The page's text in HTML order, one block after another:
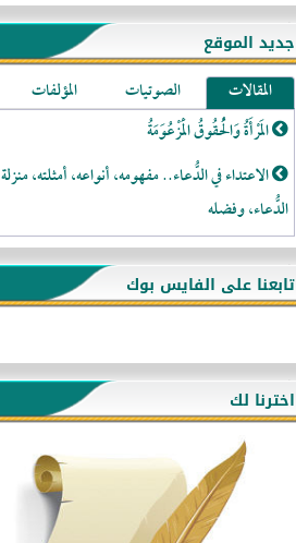
جديد الموقع
المقالات الصوتيات
المؤلفات
المَرْأَةُ وَالْحُقُوقُ الْمَزْعُوَمَةُ
الاعتداء في الدُّعاء.. مفهومه، أنواعه، أمثلته، منزلة
الدُّعاء، وفضله
لا تتَّبعوا عورات الـمسلمين
فقه النَّصيحة عند الصَّحابة الكرام رضي الله عنهم
هذه سبيلنا فماذا تنقمون؟!
أُسُـسُ بَـيْـتِ الـمُسْـلِمِ
التَّعْلِيمُ القُرْآنِي
كلمة إلى إخواني السلفيين في الجزائر
تابعنا على الفايس بوك
اخترنا لك